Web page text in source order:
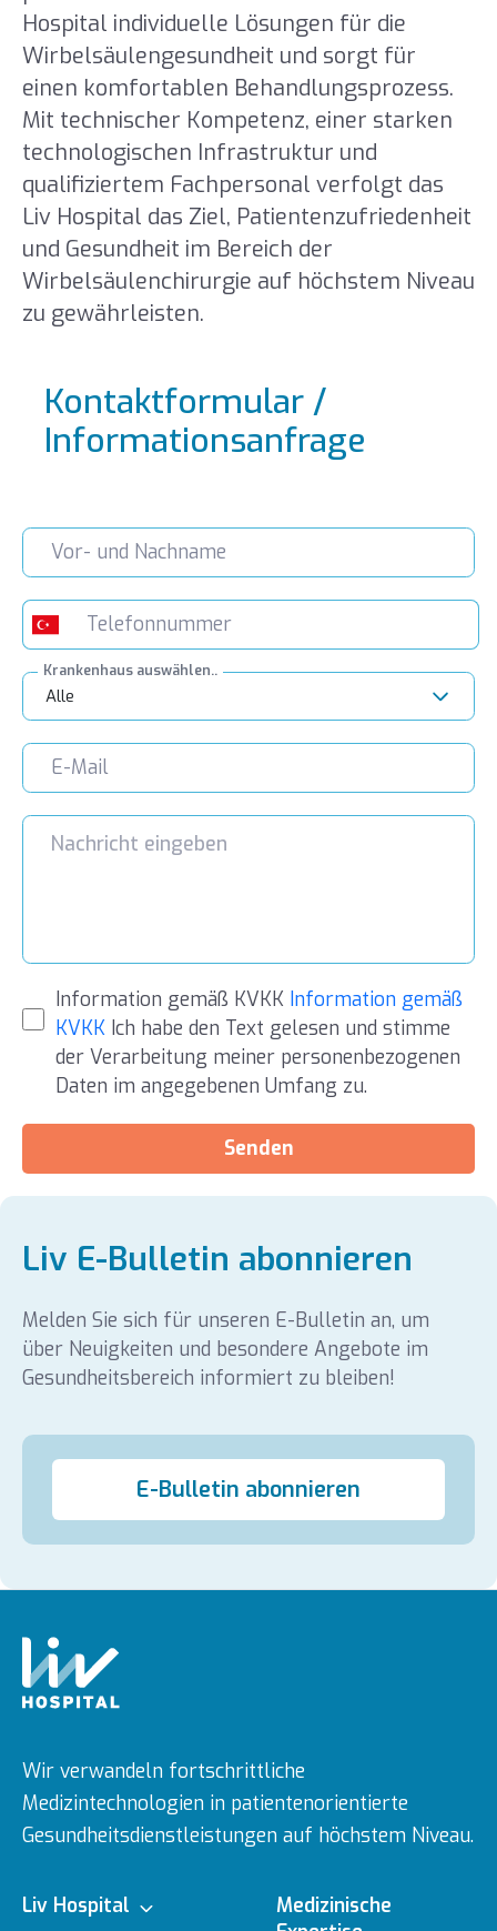
Hospital individuelle Lösungen für die
Wirbelsäulengesundheit und sorgt für
einen komfortablen Behandlungsprozess.
Mit technischer Kompetenz, einer starken
technologischen Infrastruktur und
qualifiziertem Fachpersonal verfolgt das
Liv Hospital das Ziel, Patientenzufriedenheit
und Gesundheit im Bereich der
Wirbelsäulenchirurgie auf höchstem Niveau
zu gewährleisten.
Kontaktformular /
Informationsanfrage
Krankenhaus auswählen..
Alle
Information gemäß KVKK Information gemäß
KVKKIch habe den Text gelesen und stimme
der Verarbeitung meiner personenbezogenen
Daten im angegebenen Umfang zu.
Senden
Liv E-Bulletin abonnieren
Melden Sie sich für unseren E-Bulletin an, um
über Neuigkeiten und besondere Angebote im
Gesundheitsbereich informiert zu bleiben!
E-Bulletin abonnieren
Wir verwandeln fortschrittliche
Medizintechnologien in patientenorientierte
Gesundheitsdienstleistungen auf höchstem Niveau.
Liv Hospital
Medizinische